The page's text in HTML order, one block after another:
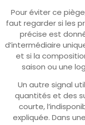
Pour éviter ce
faut regarder si les
précise est
d’intermédiaire
et si la
saison ou une
Un autre signal
quantités et des
courte,
expliquée. Dans